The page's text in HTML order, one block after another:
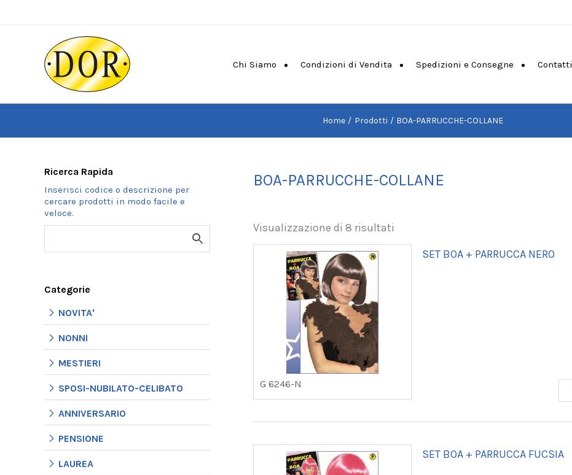
contenuto
Chi Siamo Condizioni di Vendita Spedizioni e Consegne Contatti
Home Prodotti BOA-PARRUCCHE-COLLANE
Ricerca Rapida
Categorie
NOVITA'
NONNI
MESTIERI
SPOSI-NUBILATO-CELIBATO
ANNIVERSARIO
PENSIONE
LAUREA
BOA-PARRUCCHE-COLLANE
Visualizzazione di 8 risultati
G 6246-N
SET BOA + PARRUCCA NERO
SET BOA + PARRUCCA FUCSIA